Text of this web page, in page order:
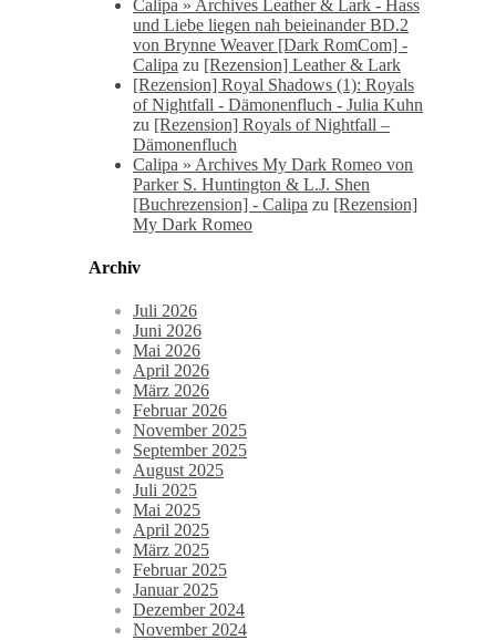
Calipa » Archives Leather & Lark - Hass
und Liebe liegen nah beieinander BD.2
von Brynne Weaver [Dark RomCom] -
Calipa zu [Rezension] Leather & Lark
[Rezension] Royal Shadows (1): Royals
of Nightfall - Dämonenfluch - Julia Kuhn
zu [Rezension] Royals of Nightfall –
Dämonenfluch
Calipa » Archives My Dark Romeo von
Parker S. Huntington & L.J. Shen
[Buchrezension] - Calipa zu [Rezension]
My Dark Romeo
Archiv
Juli 2026
Juni 2026
Mai 2026
April 2026
März 2026
Februar 2026
November 2025
September 2025
August 2025
Juli 2025
Mai 2025
April 2025
März 2025
Februar 2025
Januar 2025
Dezember 2024
November 2024